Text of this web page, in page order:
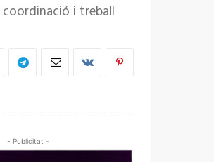
i treball
- Publicitat -